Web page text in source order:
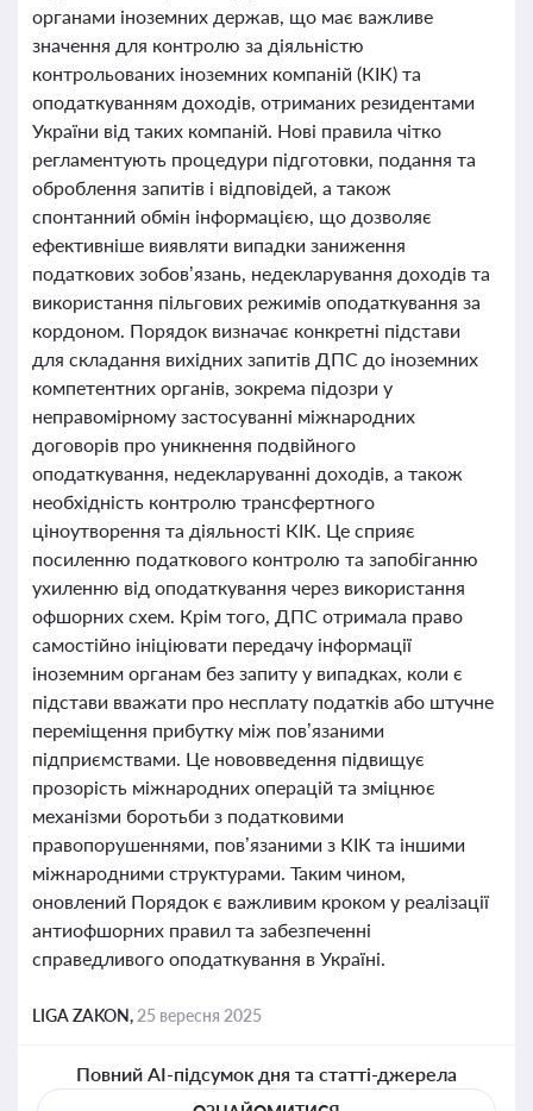
органами іноземних держав, що має важливе
значення для контролю за діяльністю
контрольованих іноземних компаній (КІК) та
оподаткуванням доходів, отриманих резидентами
України від таких компаній. Нові правила чітко
регламентують процедури підготовки, подання та
оброблення запитів і відповідей, а також
спонтанний обмін інформацією, що дозволяє
ефективніше виявляти випадки заниження
податкових зобов’язань, недекларування доходів та
використання пільгових режимів оподаткування за
кордоном. Порядок визначає конкретні підстави
для складання вихідних запитів ДПС до іноземних
компетентних органів, зокрема підозри у
неправомірному застосуванні міжнародних
договорів про уникнення подвійного
оподаткування, недекларуванні доходів, а також
необхідність контролю трансфертного
ціноутворення та діяльності КІК. Це сприяє
посиленню податкового контролю та запобіганню
ухиленню від оподаткування через використання
офшорних схем. Крім того, ДПС отримала право
самостійно ініціювати передачу інформації
іноземним органам без запиту у випадках, коли є
підстави вважати про несплату податків або штучне
переміщення прибутку між пов’язаними
підприємствами. Це нововведення підвищує
прозорість міжнародних операцій та зміцнює
механізми боротьби з податковими
правопорушеннями, пов’язаними з КІК та іншими
міжнародними структурами. Таким чином,
оновлений Порядок є важливим кроком у реалізації
антиофшорних правил та забезпеченні
справедливого оподаткування в Україні.
LIGA ZAKON, 25 вересня 2025
Повний AI-підсумок дня та статті-джерела